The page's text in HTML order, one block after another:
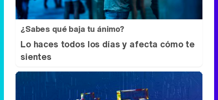
¿Sabes qué baja tu ánimo?
Lo haces todos los días y afecta cómo te
sientes